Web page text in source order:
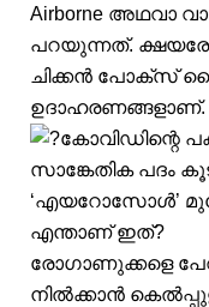
Airborne അഥവാ
പറയുന്നത്.
ചിക്കൻ പോക്സ്
ഉദാഹരണങ്ങളാണ്.
കോവിഡിന്റെ
സാങ്കേതിക പദം
‘എയറോസോൾ’
എന്താണ് ഇത്?
രോഗാണുക്കളെ
നിൽക്കാൻ